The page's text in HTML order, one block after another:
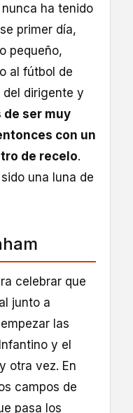
ha tenido
primer día,
pequeño,
al fútbol de
dirigente y
de ser muy
con un
de recelo.
una luna de
celebrar que
junto a
las
y el
otra vez. En
campos de
pasa los